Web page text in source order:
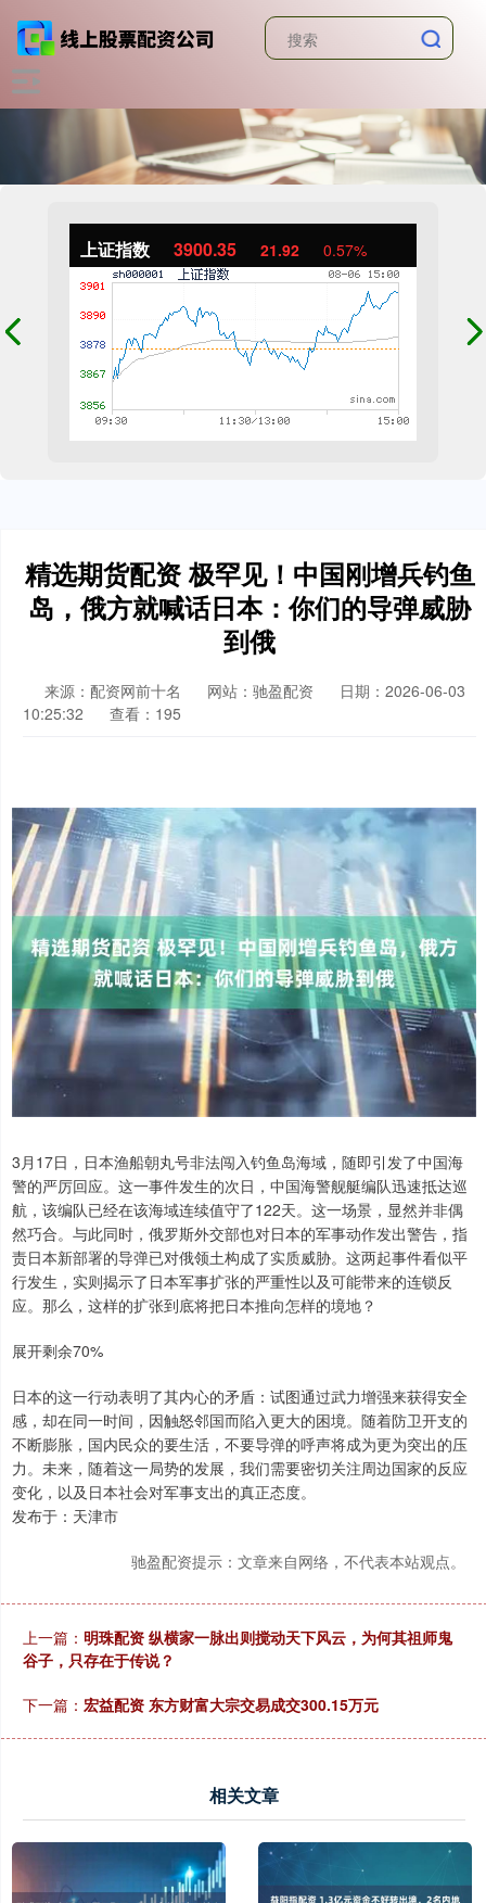
上证指数 3900.35 21.92 0.57%
精选期货配资 极罕见！中国刚增兵钓鱼
岛，俄方就喊话日本：你们的导弹威胁
到俄
来源：配资网前十名 网站：驰盈配资
日期：2026-06-03
10:25:32
查看：195
3月17日，日本渔船朝丸号非法闯入钓鱼岛海域，随即引发了中国海
警的严厉回应。这一事件发生的次日，中国海警舰艇编队迅速抵达巡
航，该编队已经在该海域连续值守了122天。这一场景，显然并非偶
然巧合。与此同时，俄罗斯外交部也对日本的军事动作发出警告，指
责日本新部署的导弹已对俄领土构成了实质威胁。这两起事件看似平
行发生，实则揭示了日本军事扩张的严重性以及可能带来的连锁反
应。那么，这样的扩张到底将把日本推向怎样的境地？
展开剩余70%
日本的这一行动表明了其内心的矛盾：试图通过武力增强来获得安全
感，却在同一时间，因触怒邻国而陷入更大的困境。随着防卫开支的
不断膨胀，国内民众的要生活，不要导弹的呼声将成为更为突出的压
力。未来，随着这一局势的发展，我们需要密切关注周边国家的反应
变化，以及日本社会对军事支出的真正态度。
发布于：天津市
驰盈配资提示：文章来自网络，不代表本站观点。
上一篇： 明珠配资 纵横家一脉出则搅动天下风云，为何其祖师鬼
谷子，只存在于传说？
下一篇： 宏益配资 东方财富大宗交易成交300.15万元
相关文章